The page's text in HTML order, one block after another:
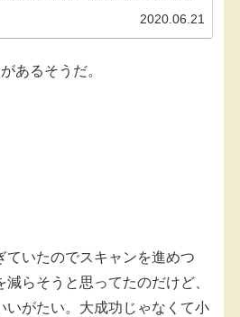
意して観測した人も多かったのではないだろう
2020.06.21
あるそうだ。
ていたのでスキャンを進めつ
らそうと思ってたのだけど、
いがたい。大成功じゃなくて小